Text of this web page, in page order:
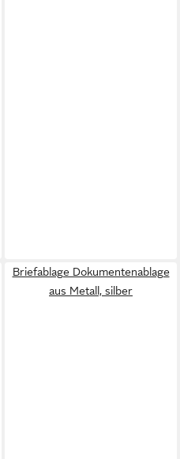
Briefablage Dokumentenablage
aus Metall, silber